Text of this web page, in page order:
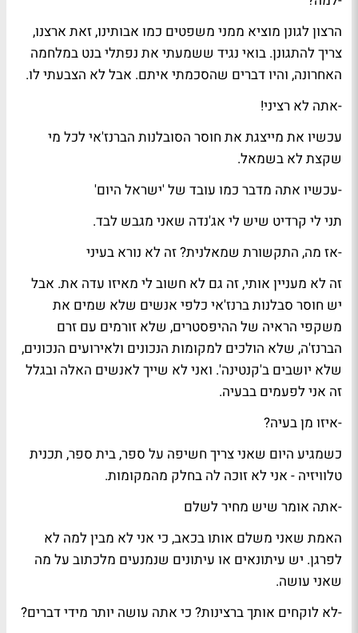
הרצון לגונן מוציא ממני משפטים כמו אבותינו, זאת ארצנו,
צריך להתגונן. בואי נגיד ששמעתי את נפתלי בנט במלחמה
האחרונה, והיו דברים שהסכמתי איתם. אבל לא הצבעתי לו.
-אתה לא רציני!
עכשיו את מייצגת את חוסר הסובלנות הברנז'אי לכל מי
שקצת לא בשמאל.
-עכשיו אתה מדבר כמו עובד של 'ישראל היום'
תני לי קרדיט שיש לי אג'נדה שאני מגבש לבד.
-אז מה, התקשורת שמאלנית? זה לא נורא בעיני
זה לא מעניין אותי, זה גם לא חשוב לי מאיזו עדה את. אבל
יש חוסר סבלנות ברנז'אי כלפי אנשים שלא שמים את
משקפי הראיה של ההיפסטרים, שלא זורמים עם זרם
הברנז'ה, שלא הולכים למקומות הנכונים ולאירועים הנכונים,
שלא יושבים ב'קנטינה'. ואני לא שייך לאנשים האלה ובגלל
זה אני לפעמים בבעיה.
-איזו מן בעיה?
כשמגיע היום שאני צריך חשיפה על ספר, בית ספר, תכנית
טלוויזיה - אני לא זוכה לה בחלק מהמקומות.
-אתה אומר שיש מחיר לשלם
האמת שאני משלם אותו בכאב, כי אני לא מבין למה לא
לפרגן. יש עיתונאים או עיתונים שנמנעים מלכתוב על מה
שאני עושה.
-לא לוקחים אותך ברצינות? כי אתה עושה יותר מידי דברים?